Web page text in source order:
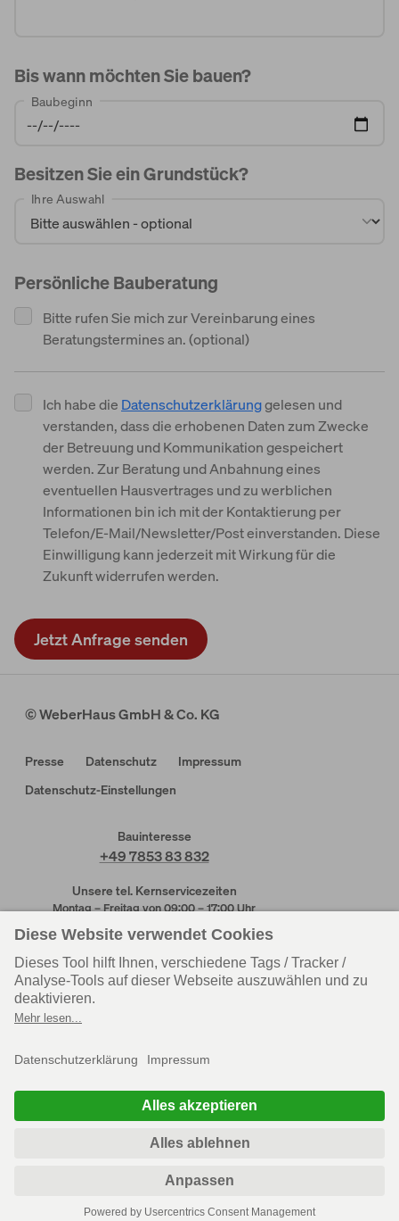
Bis wann möchten Sie bauen?
Baubeginn
Besitzen Sie ein Grundstück?
Ihre Auswahl
Persönliche Bauberatung
Bitte rufen Sie mich zur Vereinbarung eines
Beratungstermines an. (optional)
Ich habe die Datenschutzerklärunggelesen und
verstanden, dass die erhobenen Daten zum Zwecke
der Betreuung und Kommunikation gespeichert
werden. Zur Beratung und Anbahnung eines
eventuellen Hausvertrages und zu werblichen
Informationen bin ich mit der Kontaktierung per
Telefon/E-Mail/Newsletter/Post einverstanden. Diese
Einwilligung kann jederzeit mit Wirkung für die
Zukunft widerrufen werden.
© WeberHaus GmbH & Co. KG
Bauinteresse
+49 7853 83 832
Unsere tel. Kernservicezeiten
Montag – Freitag von 09:00 – 17:00 Uhr
Rheinau-Linx
+49 7853 83 831
Wenden-Hünsborn
+49 2762 613 205
Personal
+49 7853 83 830
Presse Datenschutz
Impressum
Datenschutz-Einstellungen
Katalog bestellen